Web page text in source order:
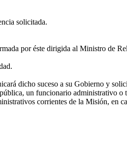
solicitada.
por éste dirigida al Ministro de
dicho suceso a su Gobierno y
un funcionario administrativo o
corrientes de la Misión, en